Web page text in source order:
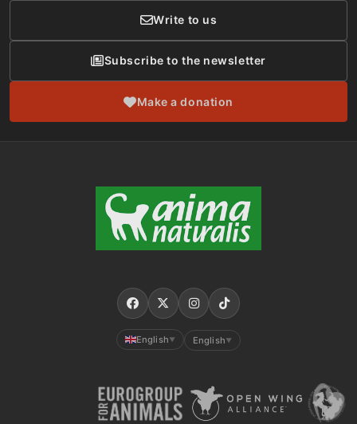
Write to us
Subscribe to the newsletter
Make a donation
English ▼ English ▼